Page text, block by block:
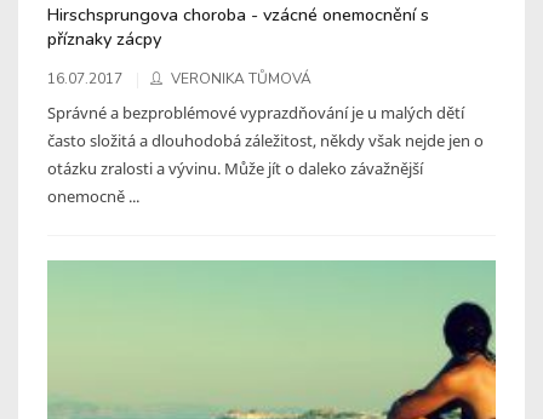
Hirschsprungova choroba - vzácné onemocnění s
příznaky zácpy
16.07.2017 VERONIKA TŮMOVÁ
Správné a bezproblémové vyprazdňování je u malých dětí
často složitá a dlouhodobá záležitost, někdy však nejde jen o
otázku zralosti a vývinu. Může jít o daleko závažnější
onemocně ...